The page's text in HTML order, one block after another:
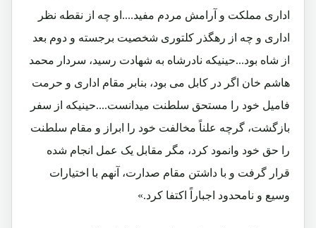
اداری مملکت و آرامش مردم مفید....او چه از نقطه نظر
اداری و چه از رهگذر کلتوری شخصیت برجسته و دوم بعد
از شاه بود...حینیکه نادرشاه به شهادت رسید، سردار محمد
هاشم خان اگر در کابل می بود، بنابر مقام اداری و حرمت
فامیل خود را مستحق سلطنت میدانست....حینیکه از سفر
بازگشت، گرچه علناً مخالفت خود را ابراز و مقام سلطنت
را حق خود وانمود کرد، مگر مقابل یک عمل انجام شده
قرار گرفت و با داشتن مقام صدارت، آنهم با اختیارات
وسیع و نامحدود اجباراً اکتفا کرد.»